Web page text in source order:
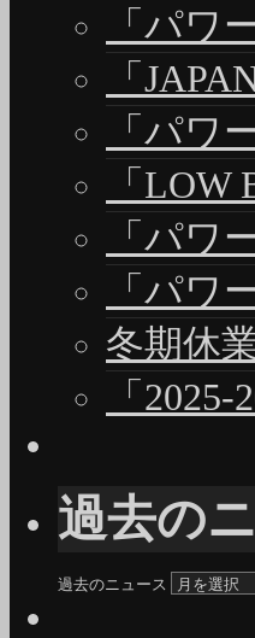
「パワ
「
「パワ
「LOW
「パワ
「パワ
冬期休
「
過去の
過去のニュース